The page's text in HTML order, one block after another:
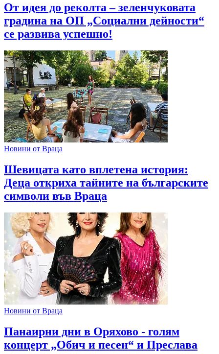
От идея до реколта – зеленчуковата
градина на ОП „Социални дейности“
се развива успешно!
Новини от Враца
Шевицата като вплетена история:
Деца откриха тайните на българските
символи във Враца
Новини от Враца
Панаирни дни в Оряхово - голям
концерт „Обич и песен“ и Преслава